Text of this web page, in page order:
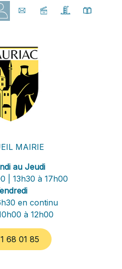
MAIRIE
au Jeudi
| 13h30 à 17h00
en continu
à 12h00
68 01 85